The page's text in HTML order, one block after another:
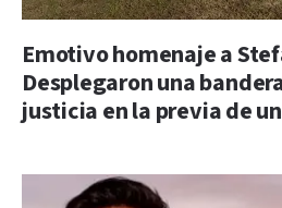
Emotivo homenaje a
Desplegaron una
justicia en la previa de